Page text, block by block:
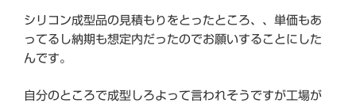
シリコン成型品の見積もりをとったところ、、単価もあ
ってるし納期も想定内だったのでお願いすることにした
んです。
自分のところで成型しろよって言われそうですが工場が